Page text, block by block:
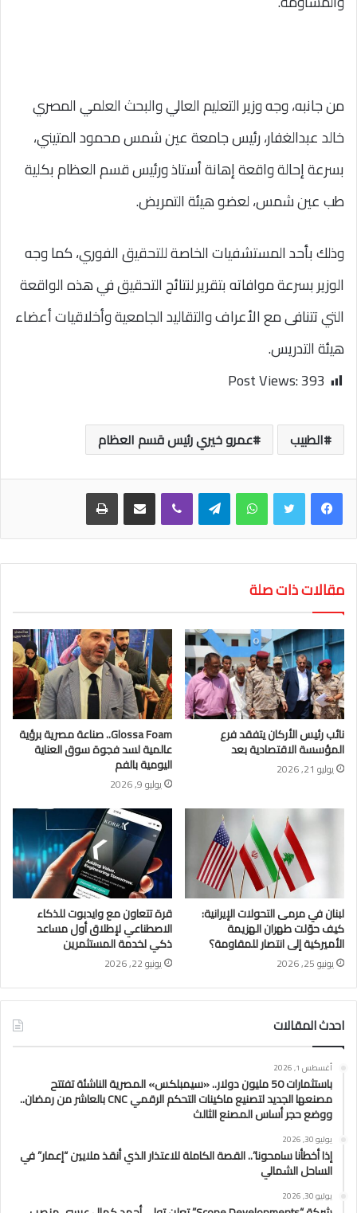
من جانبه، وجه وزير التعليم العالي والبحث العلمي المصري
خالد عبدالغفار، رئيس جامعة عين شمس محمود المتيني،
بسرعة إحالة واقعة إهانة أستاذ ورئيس قسم العظام بكلية
طب عين شمس، لعضو هيئة التمريض.
وذلك بأحد المستشفيات الخاصة للتحقيق الفوري، كما وجه
الوزير بسرعة موافاته بتقرير لنتائج التحقيق في هذه الواقعة
التي تتنافى مع الأعراف والتقاليد الجامعية وأخلاقيات أعضاء
هيئة التدريس.
Post Views:393
الطبيب عمرو خيري رئيس قسم العظام
واتساب تيلقرام
مقالات ذات صلة
نائب رئيس الأركان يتفقد فرع
المؤسسة الاقتصادية بعد
يوليو 21, 2026
Glossa Foam.. صناعة مصرية برؤية
عالمية لسد فجوة سوق العناية
اليومية بالفم
يوليو 9, 2026
لبنان في مرمى التحولات الإيرانية:
كيف حوّلت طهران الهزيمة
الأميركية إلى انتصار للمقاومة؟
يونيو 25, 2026
قرة تتعاون مع وايدبوت للذكاء
الاصطناعي لإطلاق أول مساعد
ذكي لخدمة المستثمرين
يونيو 22, 2026
احدث المقالات
أغسطس 1, 2026
باستثمارات 50 مليون دولار.. «سيمبلكس» المصرية الناشئة تفتتح
مصنعها الجديد لتصنيع ماكينات التحكم الرقمي CNC بالعاشر من رمضان..
ووضع حجر أساس المصنع الثالث
يوليو 30, 2026
إذا أخطأنا سامحونا”.. القصة الكاملة للاعتذار الذي أنقذ ملايين “إعمار” في
الساحل الشمالي
يوليو 30, 2026